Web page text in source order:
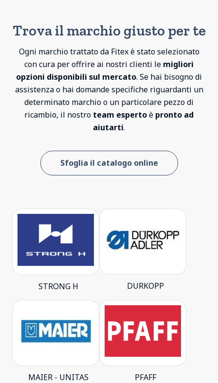
Trova il marchio giusto per te
Ogni marchio trattato da Fitex è stato selezionato
con cura per offrire ai nostri clienti le migliori
opzioni disponibili sul mercato. Se hai bisogno di
assistenza o hai domande specifiche riguardanti un
determinato marchio o un particolare pezzo di
ricambio, il nostro team espertoè pronto ad
aiutarti.
Sfoglia il catalogo online
STRONG H DURKOPP
MAIER - UNITAS PFAFF